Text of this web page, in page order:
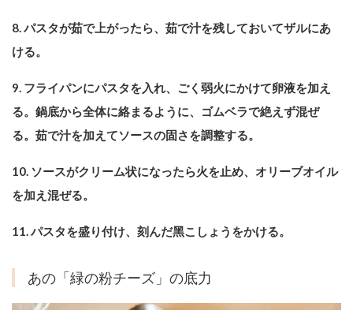
8. パスタが茹で上がったら、茹で汁を残しておいてザルにあ
ける。
9. フライパンにパスタを入れ、ごく弱⽕にかけて卵液を加え
る。鍋底から全体に絡まるように、ゴムベラで絶えず混ぜ
る。茹で汁を加えてソースの固さを調整する。
10. ソースがクリーム状になったら⽕を⽌め、オリーブオイル
を加え混ぜる。
11. パスタを盛り付け、刻んだ⿊こしょうをかける。
あの「緑の粉チーズ」の底力